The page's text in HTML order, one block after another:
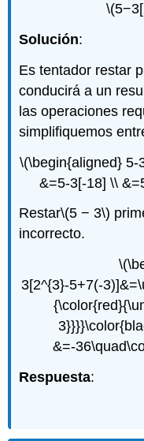
Solución:
Es tentador restar
conducirá a un
las operaciones
simplifiquemos
\(\begin{aligned} 5-
&=5-3[-18] \\
Restar\(5 − 3\)
incorrecto.
3[2^{3}-5+7(-
&=-
Respuesta: